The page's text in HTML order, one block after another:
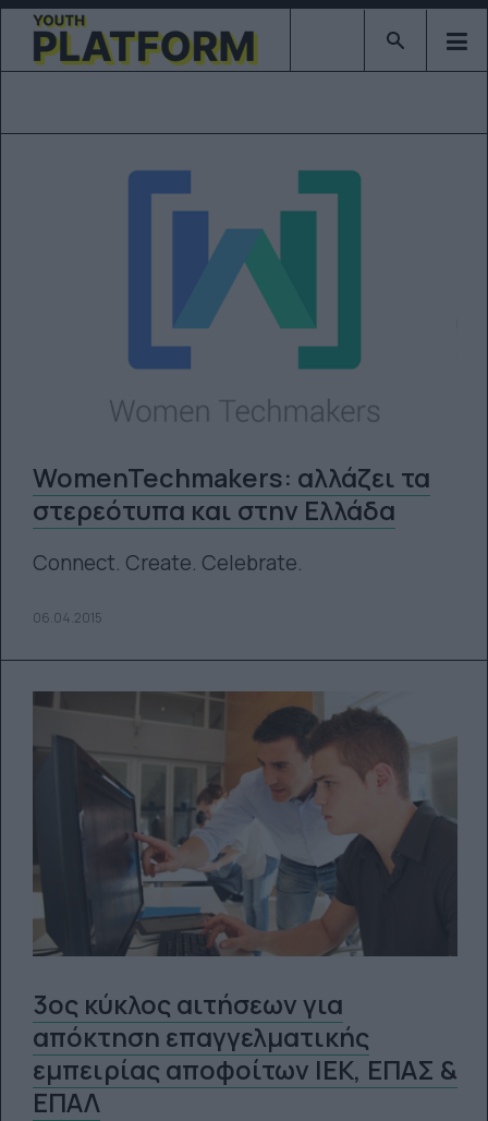
Type 2 or
WomenTechmakers: αλλάζει τα
στερεότυπα και στην Ελλάδα
Connect. Create. Celebrate.
06.04.2015
3ος κύκλος αιτήσεων για
απόκτηση επαγγελματικής
εμπειρίας αποφοίτων ΙΕΚ, ΕΠΑΣ &
ΕΠΑΛ